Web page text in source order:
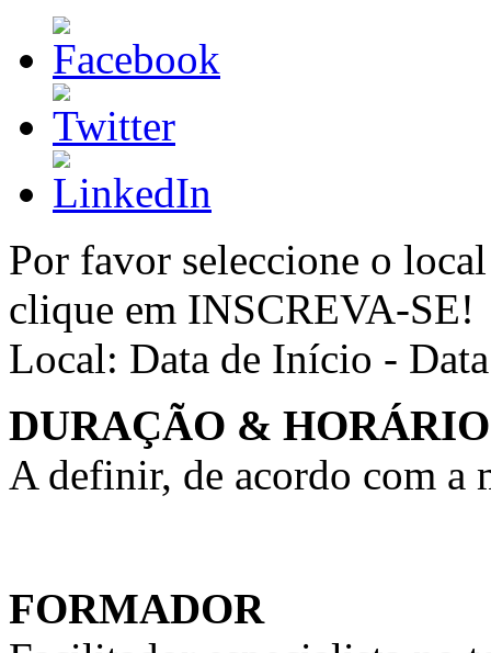
Por favor seleccione o
clique em INSCREVA-SE!
Local: Data de Início -
DURAÇÃO & HORÁRIO
A definir, de acordo com a
FORMADOR